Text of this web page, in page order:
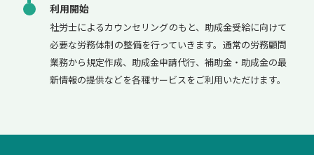
利用開始
社労士によるカウンセリングのもと、助成金受給に向けて
必要な労務体制の整備を行っていきます。通常の労務顧問
業務から規定作成、助成金申請代行、補助金・助成金の最
新情報の提供などを各種サービスをご利用いただけます。